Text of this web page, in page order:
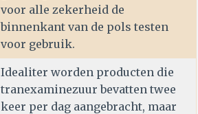
voor alle zekerheid de
binnenkant van de pols testen
voor gebruik.
Idealiter worden producten die
tranexaminezuur bevatten twee
keer per dag aangebracht, maar